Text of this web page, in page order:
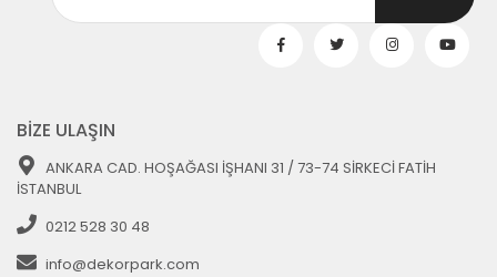
BİZE ULAŞIN
ANKARA CAD. HOŞAĞASI İŞHANI 31 / 73-74 SİRKECİ FATİH
İSTANBUL
0212 528 30 48
info@dekorpark.com